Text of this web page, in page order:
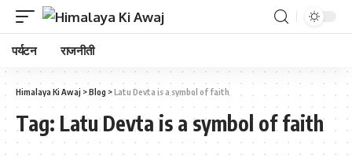
पर्यटन राजनीती
Himalaya Ki Awaj >Blog >Latu Devta is a symbol of faith
Tag: Latu Devta is a symbol of faith